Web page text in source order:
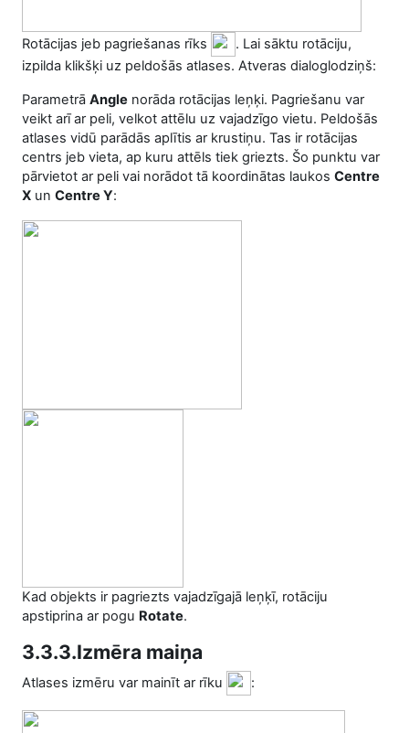
Rotācijas jeb pagriešanas rīks
. Lai sāktu rotāciju,
izpilda klikšķi uz peldošās atlases. Atveras dialoglodziņš:
Parametrā Angle norāda rotācijas leņķi. Pagriešanu var
veikt arī ar peli, velkot attēlu uz vajadzīgo vietu. Peldošās
atlases vidū parādās aplītis ar krustiņu. Tas ir rotācijas
centrs jeb vieta, ap kuru attēls tiek griezts. Šo punktu var
pārvietot ar peli vai norādot tā koordinātas laukos Centre
X un Centre Y:
Kad objekts ir pagriezts vajadzīgajā leņķī, rotāciju
apstiprina ar pogu Rotate.
3.3.3.Izmēra maiņa
Atlases izmēru var mainīt ar rīku :